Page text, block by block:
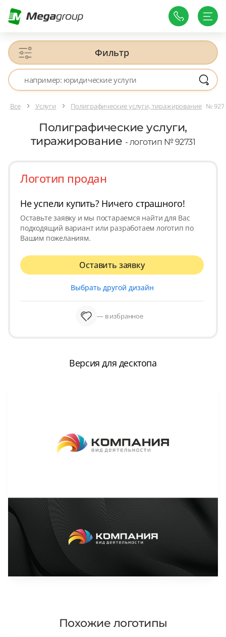
Фильтр
Все Услуги Полиграфические услуги, тиражирование №
Полиграфические услуги,
тиражирование - логотип № 92731
Логотип продан
Не успели купить? Ничего страшного!
Оставьте заявку и мы постараемся найти для Вас
подходящий вариант или разработаем логотип по
Вашим пожеланиям.
Оставить заявку
Выбрать другой дизайн
— в избранное
Версия для десктопа
Похожие логотипы